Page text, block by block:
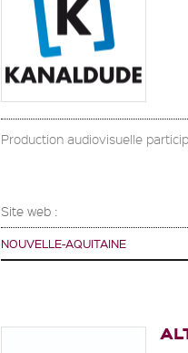
Production audiovisuelle
Site web :
NOUVELLE-AQUITAINE